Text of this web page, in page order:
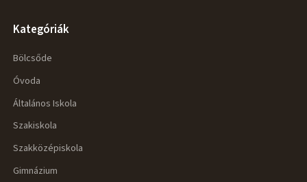
Kategóriák
Bölcsőde
Óvoda
Általános Iskola
Szakiskola
Szakközépiskola
Gimnázium